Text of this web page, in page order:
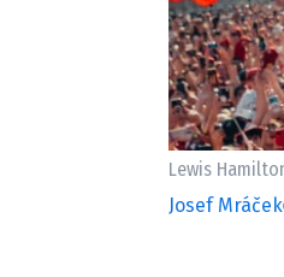
Lewis
Josef Mráček